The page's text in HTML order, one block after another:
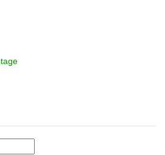
tage